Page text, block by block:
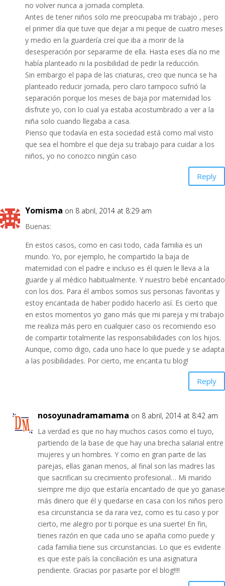
no volver nunca a jornada completa.
Antes de tener niños solo me preocupaba mi trabajo , pero
el primer día que tuve que dejar a mi peque de cuatro meses
y medio en la guardería creí que iba a morir de la
desesperación por separarme de ella. Hasta eses día no me
había planteado ni la posibilidad de pedir la reducción.
Sin embargo el papa de las criaturas, creo que nunca se ha
planteado reducir jornada, pero claro tampoco sufrió la
separación porque los meses de baja por maternidad los
disfrute yo, con lo cual ya estaba acostumbrado a ver a la
niña solo cuando llegaba a casa.
Pienso que todavía en esta sociedad está como mal visto
que sea el hombre el que deja su trabajo para cuidar a los
niños, yo no conozco ningún caso
Reply
Yomisma on 8 abril, 2014 at 8:29 am
Buenas:
En estos casos, como en casi todo, cada familia es un
mundo. Yo, por ejemplo, he compartido la baja de
maternidad con el padre e incluso es él quien le lleva a la
guarde y al médico habitualmente. Y nuestro bebé encantado
con los dos. Para él ambos somos sus personas favoritas y
estoy encantada de haber podido hacerlo así. Es cierto que
en estos momentos yo gano más que mi pareja y mi trabajo
me realiza más pero en cualquier caso os recomiendo eso
de compartir totalmente las responsabilidades con los hijos.
Aunque, como digo, cada uno hace lo que puede y se adapta
a las posibilidades. Por cierto, me encanta tu blog!
Reply
nosoyunadramamama on 8 abril, 2014 at 8:42 am
La verdad es que no hay muchos casos como el tuyo,
partiendo de la base de que hay una brecha salarial entre
mujeres y un hombres. Y como en gran parte de las
parejas, ellas ganan menos, al final son las madres las
que sacrifican su crecimiento profesional… Mi marido
siempre me dijo que estaría encantado de que yo ganase
más dinero que él y quedarse en casa con los niños pero
esa circunstancia se da rara vez, como es tu caso y por
cierto, me alegro por ti porque es una suerte! En fin,
tienes razón en que cada uno se apaña como puede y
cada familia tiene sus circunstancias. Lo que es evidente
es que este país la conciliación es una asignatura
pendiente. Gracias por pasarte por el blog!!!!